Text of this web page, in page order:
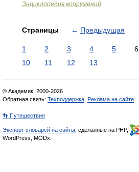
Энциклопедия вооружений
Страницы ← Предыдущая
1 2 3 4 5 6
10
11 12 13
© Академик, 2000-2026
Обратная связь: Техподдержка Реклама на сайте
👣 Путешествия
Экспорт словарей на сайты , сделанные на PHP,
WordPress, MODx.